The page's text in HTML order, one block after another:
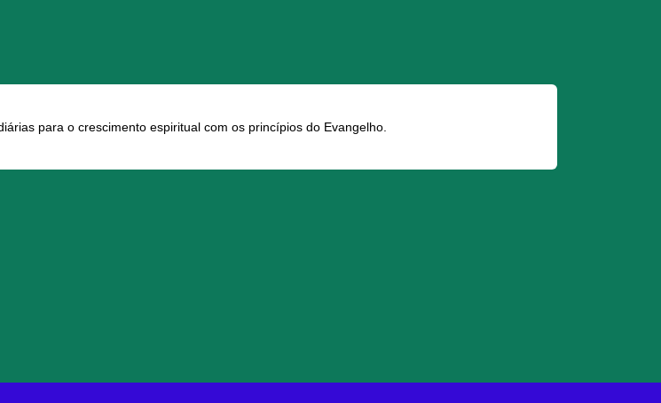
para o crescimento espiritual com os princípios do Evangelho.